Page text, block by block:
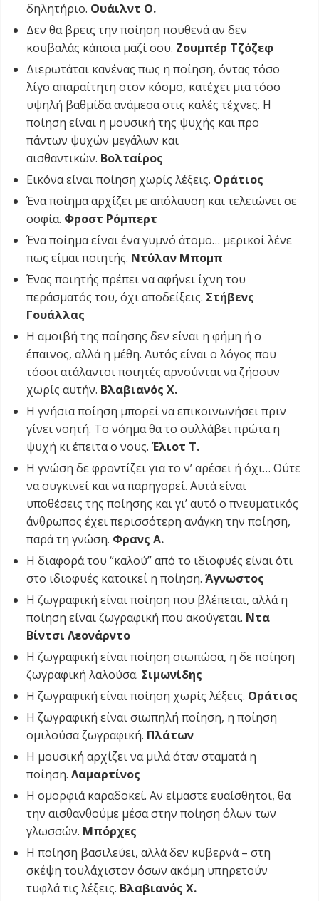
δηλητήριο. Ουάιλντ Ο.
Δεν θα βρεις την ποίηση πουθενά αν δεν
κουβαλάς κάποια μαζί σου. Ζουμπέρ Τζόζεφ
Διερωτάται κανένας πως η ποίηση, όντας τόσο
λίγο απαραίτητη στον κόσμο, κατέχει μια τόσο
υψηλή βαθμίδα ανάμεσα στις καλές τέχνες. Η
ποίηση είναι η μουσική της ψυχής και προ
πάντων ψυχών μεγάλων και
αισθαντικών. Βολταίρος
Εικόνα είναι ποίηση χωρίς λέξεις. Οράτιος
Ένα ποίημα αρχίζει με απόλαυση και τελειώνει σε
σοφία. Φροστ Ρόμπερτ
Ένα ποίημα είναι ένα γυμνό άτομο… μερικοί λένε
πως είμαι ποιητής. Ντύλαν Μπομπ
Ένας ποιητής πρέπει να αφήνει ίχνη του
περάσματός του, όχι αποδείξεις. Στήβενς
Γουάλλας
Η αμοιβή της ποίησης δεν είναι η φήμη ή ο
έπαινος, αλλά η μέθη. Αυτός είναι ο λόγος που
τόσοι ατάλαντοι ποιητές αρνούνται να ζήσουν
χωρίς αυτήν. Βλαβιανός Χ.
Η γνήσια ποίηση μπορεί να επικοινωνήσει πριν
γίνει νοητή. Το νόημα θα το συλλάβει πρώτα η
ψυχή κι έπειτα ο νους.Έλιοτ Τ.
Η γνώση δε φροντίζει για το ν’ αρέσει ή όχι… Ούτε
να συγκινεί και να παρηγορεί. Αυτά είναι
υποθέσεις της ποίησης και γι’ αυτό ο πνευματικός
άνθρωπος έχει περισσότερη ανάγκη την ποίηση,
παρά τη γνώση. Φρανς Α.
Η διαφορά του “καλού” από το ιδιοφυές είναι ότι
στο ιδιοφυές κατοικεί η ποίηση.Άγνωστος
Η ζωγραφική είναι ποίηση που βλέπεται, αλλά η
ποίηση είναι ζωγραφική που ακούγεται. Ντα
Βίντσι Λεονάρντο
Η ζωγραφική είναι ποίηση σιωπώσα, η δε ποίηση
ζωγραφική λαλούσα. Σιμωνίδης
Η ζωγραφική είναι ποίηση χωρίς λέξεις. Οράτιος
Η ζωγραφική είναι σιωπηλή ποίηση, η ποίηση
ομιλούσα ζωγραφική. Πλάτων
Η μουσική αρχίζει να μιλά όταν σταματά η
ποίηση.Λαμαρτίνος
Η ομορφιά καραδοκεί. Αν είμαστε ευαίσθητοι, θα
την αισθανθούμε μέσα στην ποίηση όλων των
γλωσσών. Μπόρχες
Η ποίηση βασιλεύει, αλλά δεν κυβερνά – στη
σκέψη τουλάχιστον όσων ακόμη υπηρετούν
τυφλά τις λέξεις. Βλαβιανός Χ.